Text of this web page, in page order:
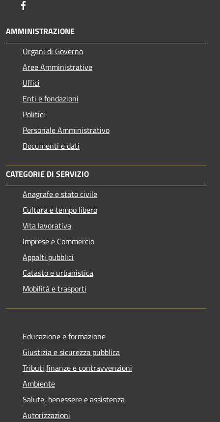
AMMINISTRAZIONE
Organi di Governo
Aree Amministrative
Uffici
Enti e fondazioni
Politici
Personale Amministrativo
Documenti e dati
CATEGORIE DI SERVIZIO
Anagrafe e stato civile
Cultura e tempo libero
Vita lavorativa
Imprese e Commercio
Appalti pubblici
Catasto e urbanistica
Mobilità e trasporti
Educazione e formazione
Giustizia e sicurezza pubblica
Tributi,finanze e contravvenzioni
Ambiente
Salute, benessere e assistenza
Autorizzazioni